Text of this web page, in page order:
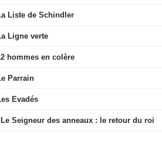
Liste de Schindler
Ligne verte
hommes en colère
Parrain
Evadés
Le Seigneur des anneaux : le retour du roi